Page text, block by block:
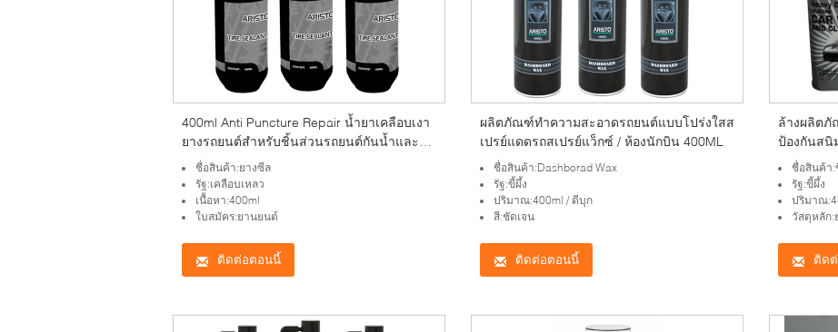
400ml Anti Puncture Repair น้ำยาเคลือบเงา
ยางรถยนต์สำหรับชิ้นส่วนรถยนต์กันน้ำและกัน
สนิมชื่อสินค้า:ยางซีล
รัฐ:เคลือบเหลว
เนื้อหา:400ml
ใบสมัคร:ยานยนต์
ติดต่อตอนนี้
ผลิตภัณฑ์ทำความสะอาดรถยนต์แบบโปร่งใสส
เปรย์แดดรถสเปรย์แว็กซ์ / ห้องนักบิน 400ML
ชื่อสินค้า:Dashborad Wax
รัฐ:ขี้ผึ้ง
ปริมาณ:400ml / ดีบุก
สี:ชัดเจน
ติดต่อตอนนี้
ล้างผลิตภั
ป้องกันสนิ
ชื่อสินค้า:
รัฐ:ขี้ผึ้ง
ปริมาณ
วัสดุหลัก:
ติด